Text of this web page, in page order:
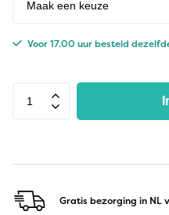
Voor 17.00 uur besteld
Gratis bezorging in NL